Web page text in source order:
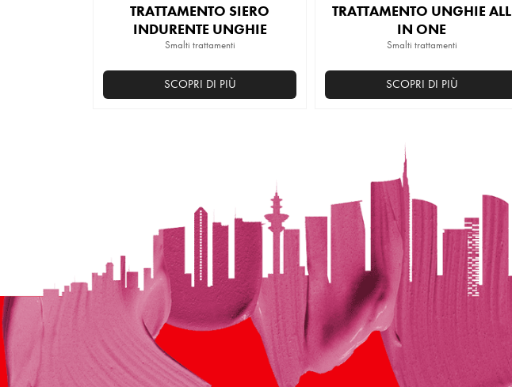
TRATTAMENTO SIERO
INDURENTE UNGHIE
Smalti trattamenti
SCOPRI DI PIÙ
TRATTAMENTO UNGHIE ALL
IN ONE
Smalti trattamenti
SCOPRI DI PIÙ